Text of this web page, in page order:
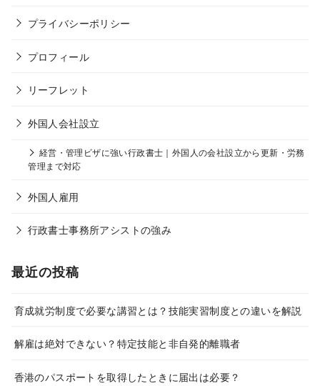
プライバシーポリシー
プロフィール
リーフレット
外国人会社設立
経営・管理ビザに強い行政書士｜外国人の会社設立から更新・労務
管理まで対応
外国人雇用
行政書士事務所アシストの強み
最近の投稿
育成就労制度で必要な講習とは？技能実習制度との違いを解説
解雇は絶対できない？特定技能と非自発的離職者
香港のパスポートを取得したときに届出は必要？